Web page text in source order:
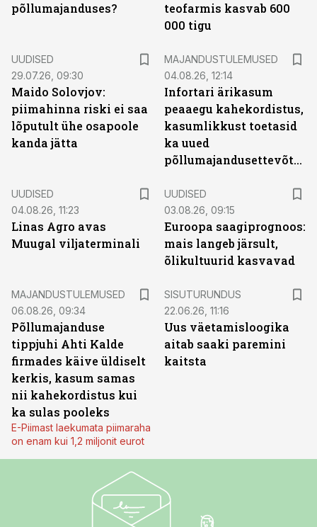
põllumajanduses?
teofarmis kasvab 600
000 tigu
UUDISED
29.07.26, 09:30
Maido Solovjov:
piimahinna riski ei saa
lõputult ühe osapoole
kanda jätta
MAJANDUSTULEMUSED
04.08.26, 12:14
Infortari ärikasum
peaaegu kahekordistus,
kasumlikkust toetasid
ka uued
põllumajandusettevõtted
UUDISED
04.08.26, 11:23
Linas Agro avas
Muugal viljaterminali
UUDISED
03.08.26, 09:15
Euroopa saagiprognoos:
mais langeb järsult,
õlikultuurid kasvavad
MAJANDUSTULEMUSED
06.08.26, 09:34
Põllumajanduse
tippjuhi Ahti Kalde
firmades käive üldiselt
kerkis, kasum samas
nii kahekordistus kui
ka sulas pooleks
E-Piimast laekumata piimaraha
on enam kui 1,2 miljonit eurot
SISUTURUNDUS
22.06.26, 11:16
Uus väetamisloogika
aitab saaki paremini
kaitsta